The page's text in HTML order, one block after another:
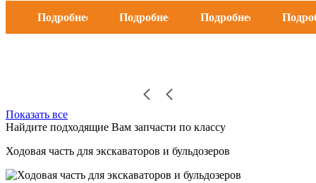
Подробнее Подробнее Подробнее
Показать все
Найдите подходящие Вам запчасти по классу
Ходовая часть для экскаваторов и бульдозеров